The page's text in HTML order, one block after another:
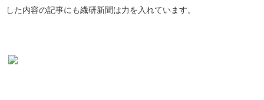
した内容の記事にも繊研新聞は力を入れています。